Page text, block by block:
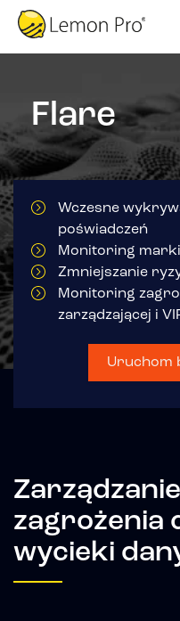
Flare
Wczesne
poświadczeń
Monitoring
Zmniejszanie
Monitoring
zarządzającej i
Uruchom
zagrożenia
wycieki